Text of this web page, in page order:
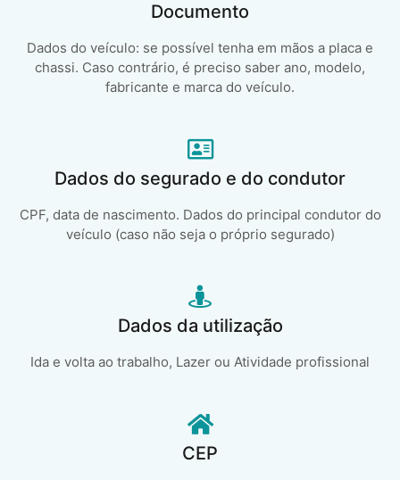
Documento
Dados do veículo: se possível tenha em mãos a placa e
chassi. Caso contrário, é preciso saber ano, modelo,
fabricante e marca do veículo.
Dados do segurado e do condutor
CPF, data de nascimento. Dados do principal condutor do
veículo (caso não seja o próprio segurado)
Dados da utilização
Ida e volta ao trabalho, Lazer ou Atividade profissional
CEP